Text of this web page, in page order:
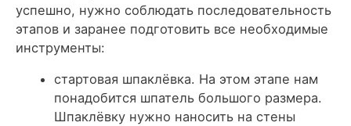
успешно, нужно соблюдать последовательность
этапов и заранее подготовить все необходимые
инструменты:
стартовая шпаклёвка. На этом этапе нам
понадобится шпатель большого размера.
Шпаклёвку нужно наносить на стены